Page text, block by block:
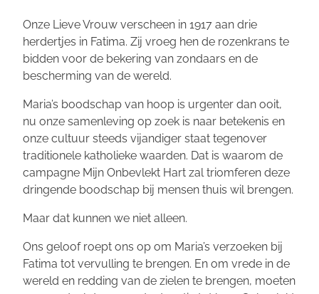
Onze Lieve Vrouw verscheen in 1917 aan drie
herdertjes in Fatima. Zij vroeg hen de rozenkrans te
bidden voor de bekering van zondaars en de
bescherming van de wereld.
Maria’s boodschap van hoop is urgenter dan ooit,
nu onze samenleving op zoek is naar betekenis en
onze cultuur steeds vijandiger staat tegenover
traditionele katholieke waarden. Dat is waarom de
campagne Mijn Onbevlekt Hart zal triomferen deze
dringende boodschap bij mensen thuis wil brengen.
Maar dat kunnen we niet alleen.
Ons geloof roept ons op om Maria’s verzoeken bij
Fatima tot vervulling te brengen. En om vrede in de
wereld en redding van de zielen te brengen, moeten